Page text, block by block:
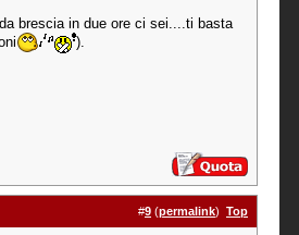
brescia in due ore ci sei....ti basta
).
#9 (permalink) Top